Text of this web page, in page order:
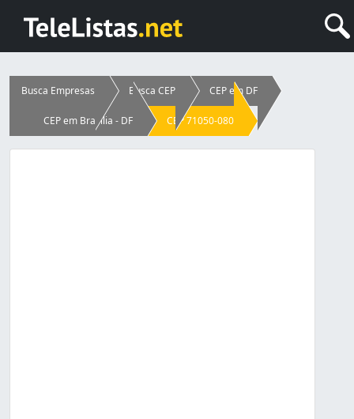
Busca Empresas Busca CEP CEP em DF
CEP em Brasília - DF CEP 71050-080